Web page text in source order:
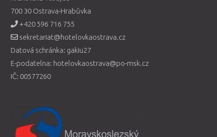
700 30 Ostrava-Hrabůvka
+420 596 716 755
sekretariat@hotelovkaostrava.cz
Datová schránka: gakiu27
E-podatelna: hotelovkaostrava@po-msk.cz
IČ: 00577260